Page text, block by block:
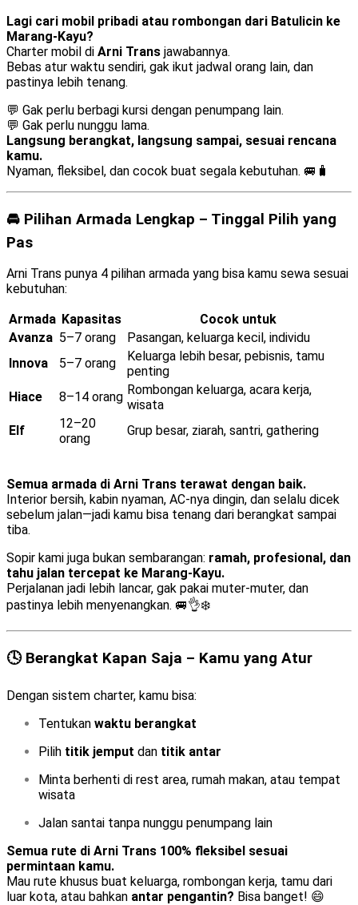
Lagi cari mobil pribadi atau rombongan dari Batulicin ke
Marang-Kayu?
Charter mobil di Arni Trans jawabannya.
Bebas atur waktu sendiri, gak ikut jadwal orang lain, dan
pastinya lebih tenang.
💬 Gak perlu berbagi kursi dengan penumpang lain.
💬 Gak perlu nunggu lama.
Langsung berangkat, langsung sampai, sesuai rencana
kamu.
Nyaman, fleksibel, dan cocok buat segala kebutuhan. 🚐🧳
🚘 Pilihan Armada Lengkap – Tinggal Pilih yang
Pas
Arni Trans punya 4 pilihan armada yang bisa kamu sewa sesuai
kebutuhan:
Armada Kapasitas
Cocok untuk
Avanza 5–7 orang
Pasangan, keluarga kecil, individu
Innova
5–7 orang
Keluarga lebih besar, pebisnis, tamu
penting
Hiace
8–14 orang Rombongan keluarga, acara kerja,
wisata
Elf
12–20
orang
Grup besar, ziarah, santri, gathering
Semua armada di Arni Trans terawat dengan baik.
Interior bersih, kabin nyaman, AC-nya dingin, dan selalu dicek
sebelum jalan—jadi kamu bisa tenang dari berangkat sampai
tiba.
Sopir kami juga bukan sembarangan: ramah, profesional, dan
tahu jalan tercepat ke Marang-Kayu.
Perjalanan jadi lebih lancar, gak pakai muter-muter, dan
pastinya lebih menyenangkan. 🚐👌❄️
🕓 Berangkat Kapan Saja – Kamu yang Atur
Dengan sistem charter, kamu bisa:
Tentukan waktu berangkat
Pilih titik jemput dan titik antar
Minta berhenti di rest area, rumah makan, atau tempat
wisata
Jalan santai tanpa nunggu penumpang lain
Semua rute di Arni Trans 100% fleksibel sesuai
permintaan kamu.
Mau rute khusus buat keluarga, rombongan kerja, tamu dari
luar kota, atau bahkan antar pengantin? Bisa banget! 😄